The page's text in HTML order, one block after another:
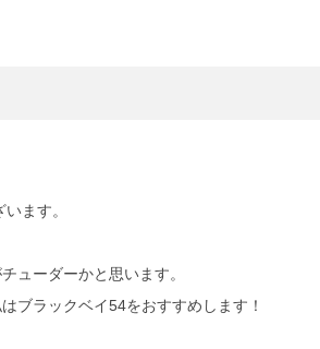
ます。
ューダーかと思います。
ブラックベイ54をおすすめします！